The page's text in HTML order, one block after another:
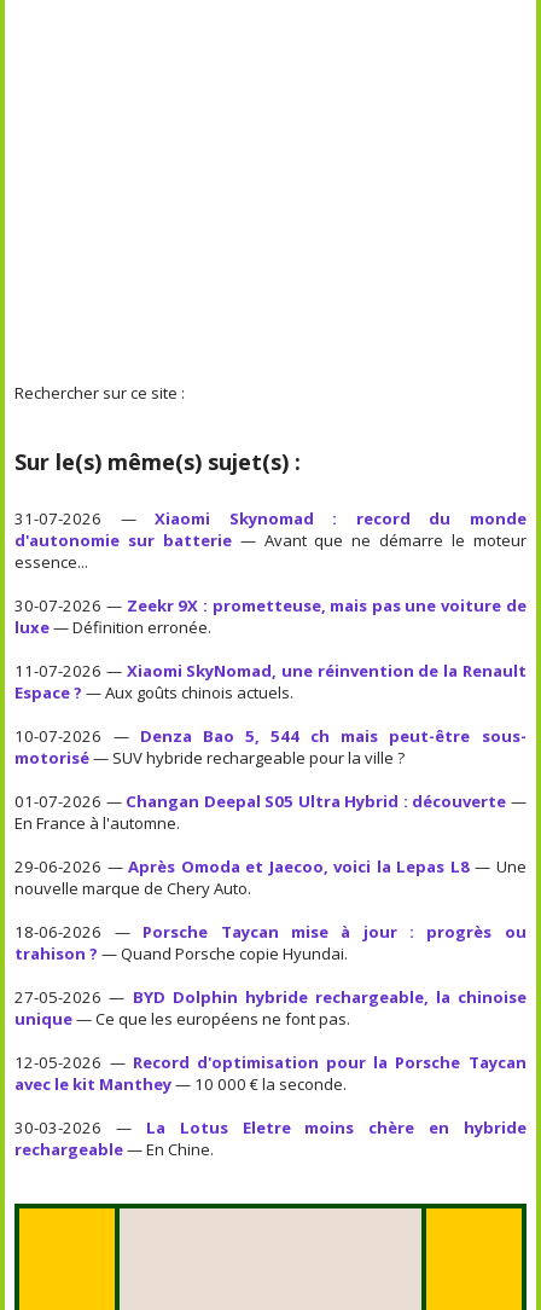
Rechercher sur ce site :
Sur le(s) même(s) sujet(s) :
31-07-2026 —Xiaomi Skynomad : record du monde
d'autonomie sur batterie — Avant que ne démarre le moteur
essence...
30-07-2026 — Zeekr 9X : prometteuse, mais pas une voiture de
luxe— Définition erronée.
11-07-2026 — Xiaomi SkyNomad, une réinvention de la Renault
Espace ? — Aux goûts chinois actuels.
10-07-2026 — Denza Bao 5, 544 ch mais peut-être sous-
motorisé— SUV hybride rechargeable pour la ville ?
01-07-2026 — Changan Deepal S05 Ultra Hybrid : découverte —
En France à l'automne.
29-06-2026 —Après Omoda et Jaecoo, voici la Lepas L8— Une
nouvelle marque de Chery Auto.
18-06-2026 — Porsche Taycan mise à jour : progrès ou
trahison ? — Quand Porsche copie Hyundai.
27-05-2026 — BYD Dolphin hybride rechargeable, la chinoise
unique— Ce que les européens ne font pas.
12-05-2026 — Record d'optimisation pour la Porsche Taycan
avec le kit Manthey— 10 000 € la seconde.
30-03-2026 — La Lotus Eletre moins chère en hybride
rechargeable— En Chine.